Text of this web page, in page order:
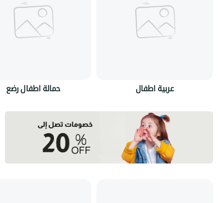
عربية اطفال حمالة اطفال رضع